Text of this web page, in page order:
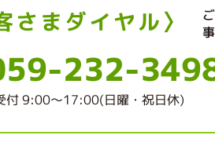
さまダイヤル〉
232-
付 9:00～17:00(日曜・祝日休)